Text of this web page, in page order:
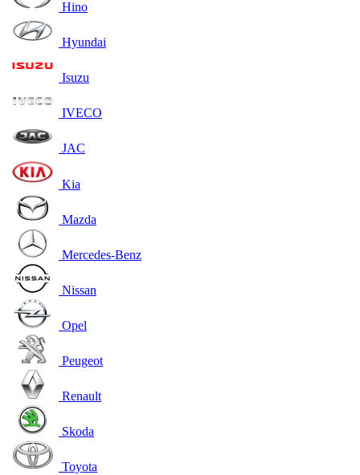
Hino
Hyundai
Isuzu
IVECO
JAC
Kia
Mazda
Mercedes-Benz
Nissan
Opel
Peugeot
Renault
Skoda
Toyota